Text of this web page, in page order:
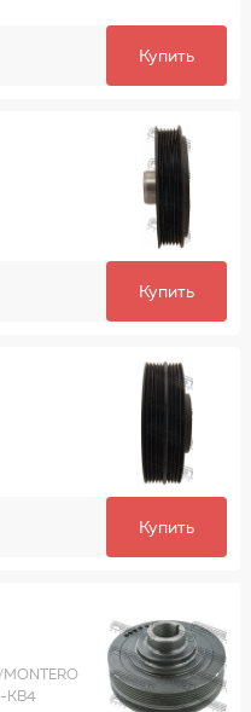
Купить
Купить
Купить
KB4